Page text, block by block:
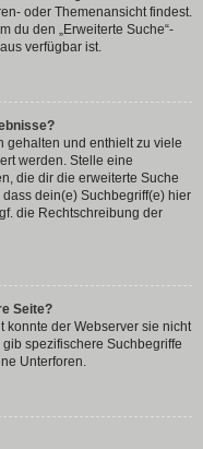
oder Themenansicht findest.
du den „Erweiterte Suche“-
verfügbar ist.
gehalten und enthielt zu viele
werden. Stelle eine
die dir die erweiterte Suche
dein(e) Suchbegriff(e) hier
die Rechtschreibung der
Seite?
konnte der Webserver sie nicht
spezifischere Suchbegriffe
Unterforen.